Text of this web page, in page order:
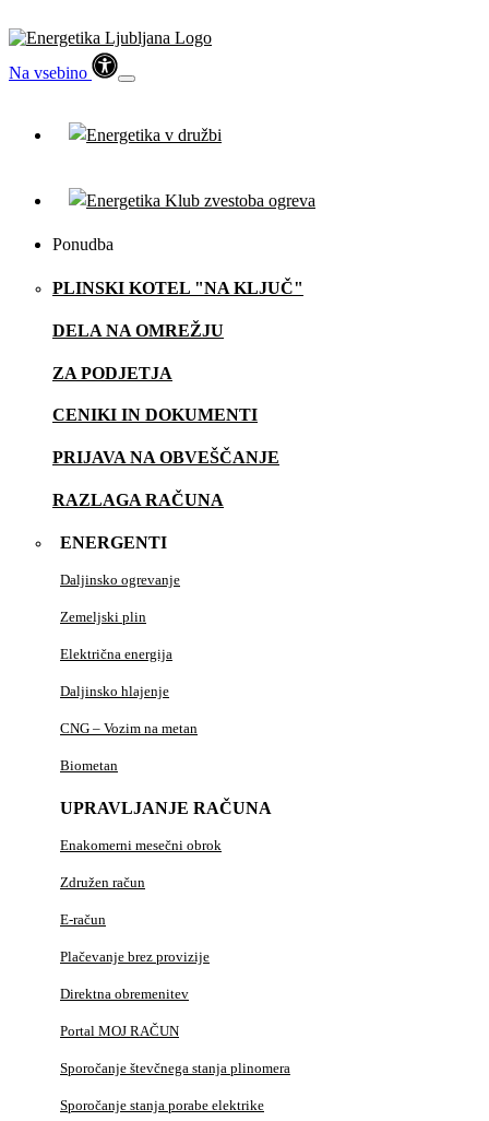
Na vsebino
Ponudba
PLINSKI KOTEL "NA KLJUČ"
DELA NA OMREŽJU
ZA PODJETJA
CENIKI IN DOKUMENTI
PRIJAVA NA OBVEŠČANJE
RAZLAGA RAČUNA
ENERGENTI
Daljinsko ogrevanje
Zemeljski plin
Električna energija
Daljinsko hlajenje
CNG – Vozim na metan
Biometan
UPRAVLJANJE RAČUNA
Enakomerni mesečni obrok
Združen račun
E-račun
Plačevanje brez provizije
Direktna obremenitev
Portal MOJ RAČUN
Sporočanje števčnega stanja plinomera
Sporočanje stanja porabe elektrike